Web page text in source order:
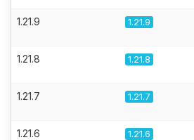
1.21.9 1.21.9
1.21.8 1.21.8
1.21.7 1.21.7
1.21.6 1.21.6